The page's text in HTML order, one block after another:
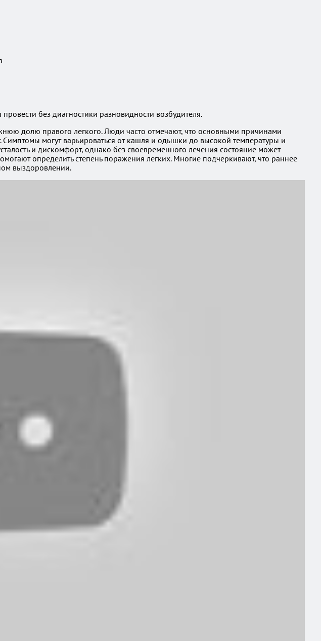
без диагностики разновидности возбудителя.
долю правого легкого. Люди часто отмечают, что основными причинами
могут варьироваться от кашля и одышки до высокой температуры и
и дискомфорт, однако без своевременного лечения состояние может
определить степень поражения легких. Многие подчеркивают, что раннее
выздоровлении.